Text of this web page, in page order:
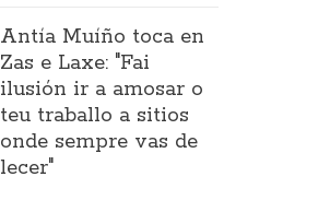
Antía Muíño toca en
Zas e Laxe: "Fai
ilusión ir a amosar o
teu traballo a sitios
onde sempre vas de
lecer"